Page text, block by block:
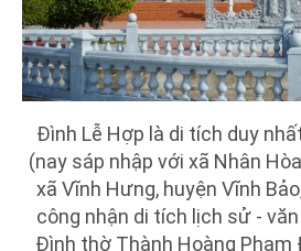
Đình Lễ Hợp là di tích duy
(nay sáp nhập với xã Nhân
xã Vĩnh Hưng, huyện Vĩnh
công nhận di tích lịch sử -
Đình thờ Thành Hoàng Phạm